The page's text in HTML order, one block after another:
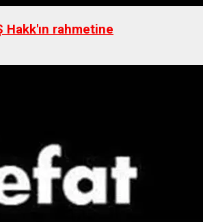
Hakk'ın rahmetine